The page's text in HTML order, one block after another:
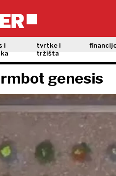
i
tvrtke i
tržišta
genesis